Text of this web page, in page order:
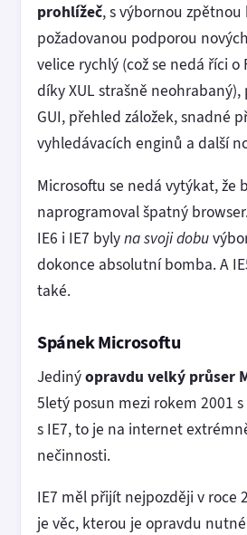
prohlížeč, s výbornou
požadovanou podporou
velice rychlý (což se nedá říci o
díky XUL strašně
GUI, přehled záložek, snadné
vyhledávacích enginů a další
Microsoftu se nedá vytýkat, že
naprogramoval špatný
IE6 i IE7 bylyna svoji dobu
dokonce absolutní bomba. A
také.
Spánek Microsoftu
Jedinýopravdu velký průser
5letý posun mezi rokem 2001
s IE7, to je na internet
nečinnosti.
IE7 měl přijít nejpozději v roce
je věc, kterou je opravdu